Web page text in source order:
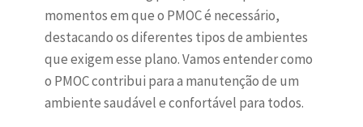
momentos em que o PMOC é necessário,
destacando os diferentes tipos de ambientes
que exigem esse plano. Vamos entender como
o PMOC contribui para a manutenção de um
ambiente saudável e confortável para todos.